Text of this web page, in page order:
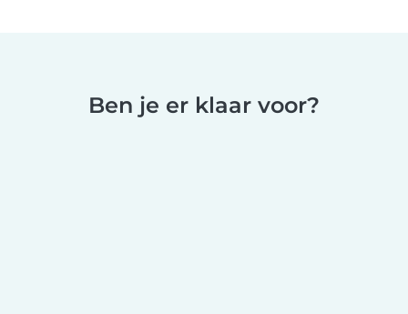
Ben je er klaar voor?